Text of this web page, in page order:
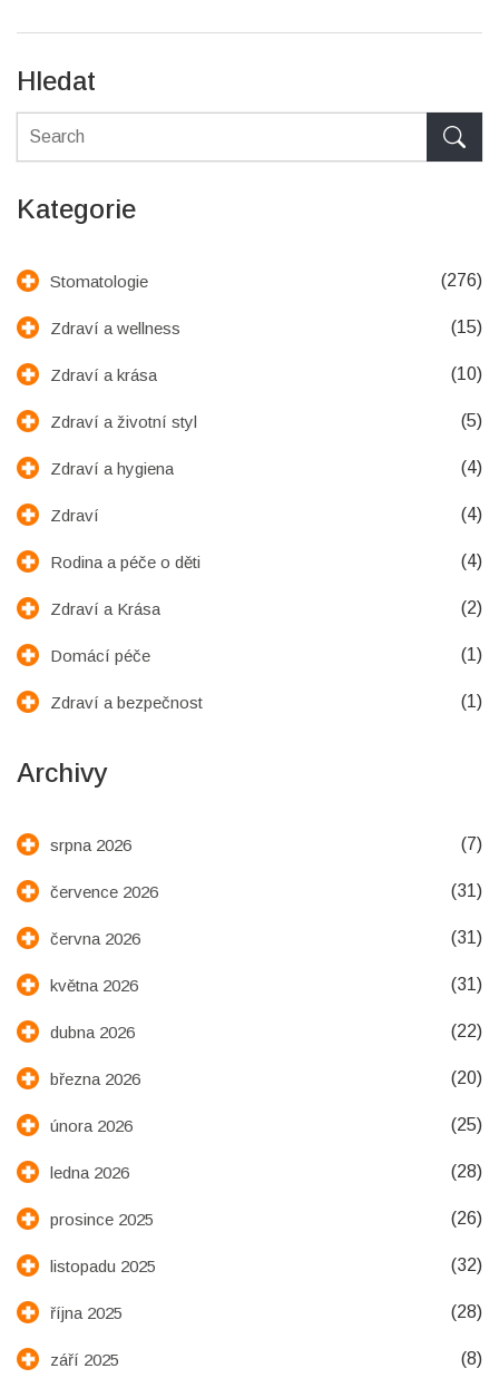
Hledat
Kategorie
Stomatologie (276)
Zdraví a wellness (15)
Zdraví a krása (10)
Zdraví a životní styl (5)
Zdraví a hygiena (4)
Zdraví (4)
Rodina a péče o děti (4)
Zdraví a Krása (2)
Domácí péče (1)
Zdraví a bezpečnost (1)
Archivy
srpna 2026 (7)
července 2026 (31)
června 2026 (31)
května 2026 (31)
dubna 2026 (22)
března 2026 (20)
února 2026 (25)
ledna 2026 (28)
prosince 2025 (26)
listopadu 2025 (32)
října 2025 (28)
září 2025 (8)